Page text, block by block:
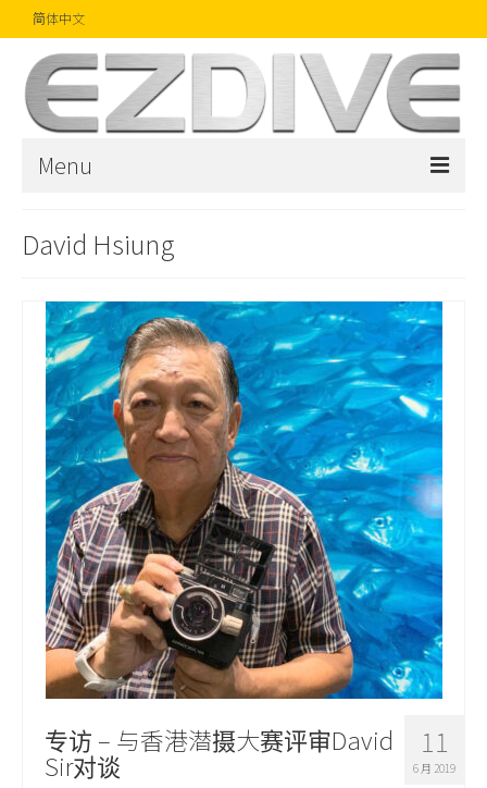
简体中文
Menu
文章
精品
摄影比赛
话题焦点
关于我们
David Hsiung
11
6 月 2019
专访 – 与香港潜摄大赛评审David
Sir对谈